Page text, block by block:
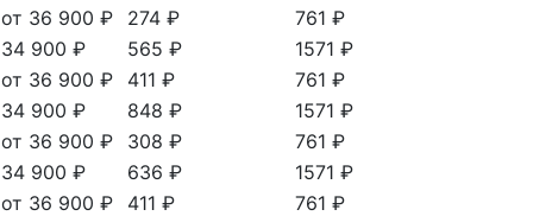
от 36 900 ₽ 274 ₽
761 ₽
34 900 ₽ 565 ₽
1571 ₽
от 36 900 ₽ 411 ₽
761 ₽
34 900 ₽ 848 ₽
1571 ₽
от 36 900 ₽ 308 ₽
761 ₽
34 900 ₽ 636 ₽
1571 ₽
от 36 900 ₽ 411 ₽
761 ₽